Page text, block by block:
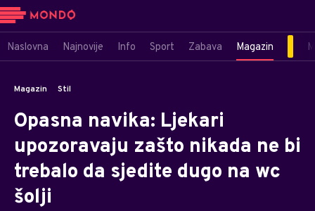
Naslovna Najnovije Info Sport Zabava Magazin
Magazin Stil
Opasna navika: Ljekari
upozoravaju zašto nikada ne bi
trebalo da sjedite dugo na wc
šolji